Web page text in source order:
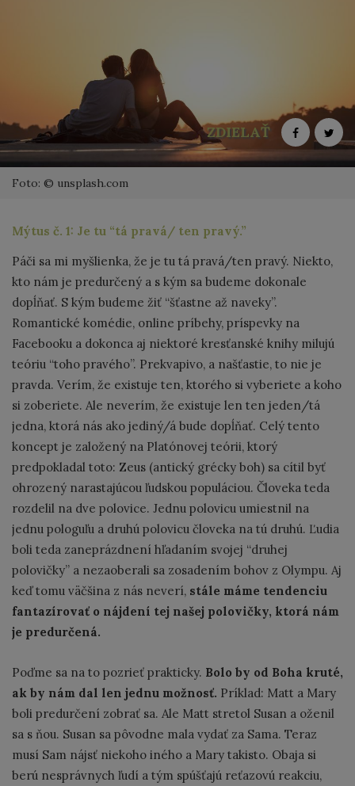
ZDIELAŤ
Foto: © unsplash.com
Mýtus č. 1: Je tu “tá pravá/ ten pravý.”
Páči sa mi myšlienka, že je tu tá pravá/ten pravý. Niekto,
kto nám je predurčený a s kým sa budeme dokonale
dopĺňať. S kým budeme žiť “šťastne až naveky”.
Romantické komédie, online príbehy, príspevky na
Facebooku a dokonca aj niektoré kresťanské knihy milujú
teóriu “toho pravého”. Prekvapivo, a našťastie, to nie je
pravda. Verím, že existuje ten, ktorého si vyberiete a koho
si zoberiete. Ale neverím, že existuje len ten jeden/tá
jedna, ktorá nás ako jediný/á bude dopĺňať. Celý tento
koncept je založený na Platónovej teórii, ktorý
predpokladal toto: Zeus (antický grécky boh) sa cítil byť
ohrozený narastajúcou ľudskou populáciou. Človeka teda
rozdelil na dve polovice. Jednu polovicu umiestnil na
jednu pologuľu a druhú polovicu človeka na tú druhú. Ľudia
boli teda zaneprázdnení hľadaním svojej “druhej
polovičky” a nezaoberali sa zosadením bohov z Olympu. Aj
keď tomu väčšina z nás neverí, stále máme tendenciu
fantazírovať o nájdení tej našej polovičky, ktorá nám
je predurčená.
Poďme sa na to pozrieť prakticky. Bolo by od Boha kruté,
ak by nám dal len jednu možnosť. Príklad: Matt a Mary
boli predurčení zobrať sa. Ale Matt stretol Susan a oženil
sa s ňou. Susan sa pôvodne mala vydať za Sama. Teraz
musí Sam nájsť niekoho iného a Mary takisto. Obaja si
berú nesprávnych ľudí a tým spúšťajú reťazovú reakciu,